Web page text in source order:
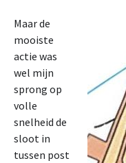
Maar de
mooiste
actie was
wel mijn
sprong op
volle
snelheid de
sloot in
tussen post